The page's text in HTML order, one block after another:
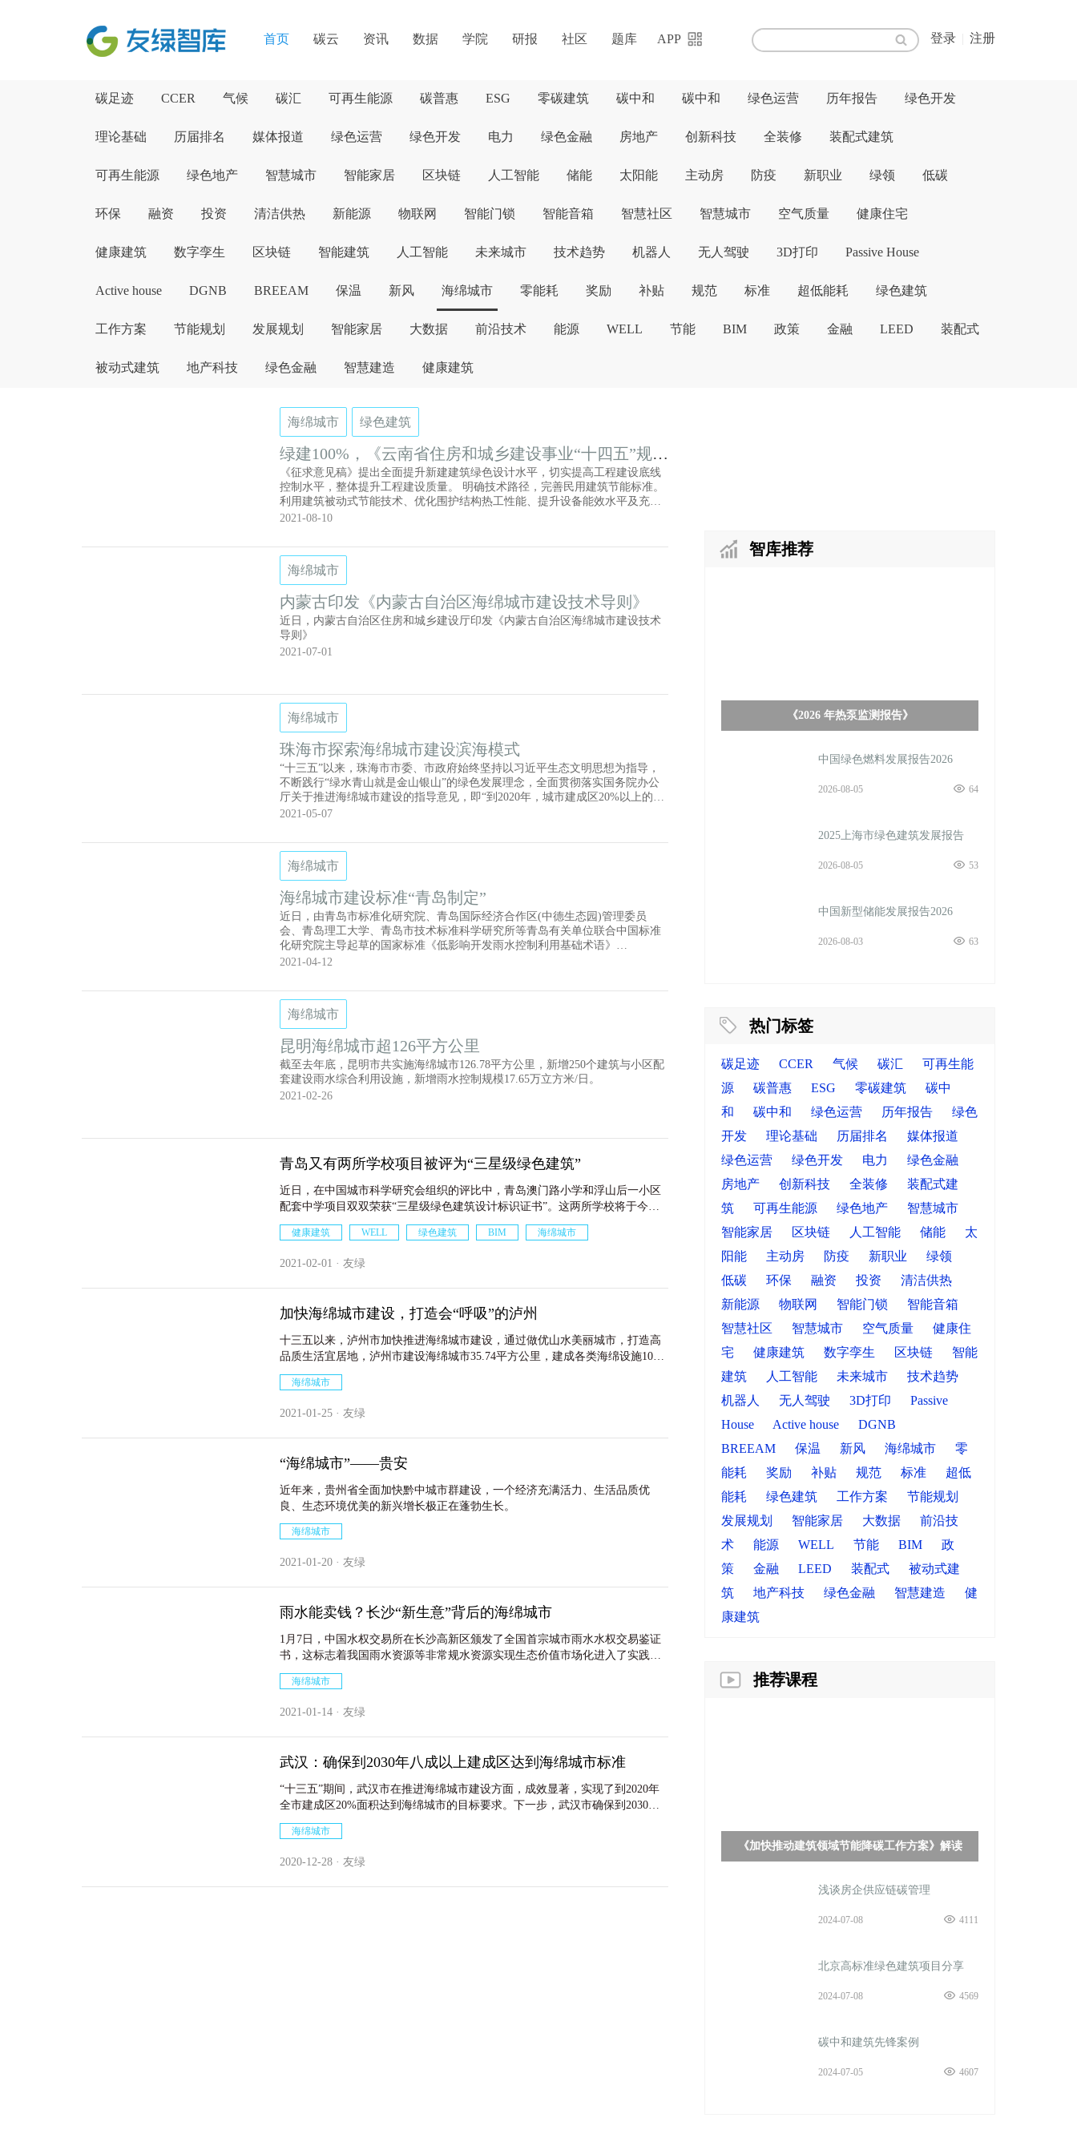
首页 碳云 资讯 数据 学院 研报 社区 题库 APP 登录 注册
碳足迹 CCER 气候 碳汇 可再生能源 碳普惠 ESG 零碳建筑 碳中和 碳中和 绿色运营 历年报告 绿色开发
理论基础 历届排名 媒体报道 绿色运营 绿色开发 电力 绿色金融 房地产 创新科技 全装修 装配式建筑
可再生能源 绿色地产 智慧城市 智能家居 区块链 人工智能 储能 太阳能 主动房 防疫 新职业 绿领 低碳
环保 融资 投资 清洁供热 新能源 物联网 智能门锁 智能音箱 智慧社区 智慧城市 空气质量 健康住宅
健康建筑 数字孪生 区块链 智能建筑 人工智能 未来城市 技术趋势 机器人 无人驾驶 3D打印 Passive House
Active house DGNB BREEAM 保温 新风 海绵城市 零能耗 奖励 补贴 规范 标准 超低能耗 绿色建筑
工作方案 节能规划 发展规划 智能家居 大数据 前沿技术 能源 WELL 节能 BIM 政策 金融 LEED 装配式
被动式建筑 地产科技 绿色金融 智慧建造 健康建筑
海绵城市 绿色建筑
绿建100%，《云南省住房和城乡建设事业“十四五”规划
纲要》征求意见
《征求意见稿》提出全面提升新建建筑绿色设计水平，切实提高工程建设底线
控制水平，整体提升工程建设质量。 明确技术路径，完善民用建筑节能标准。
利用建筑被动式节能技术、优化围护结构热工性能、提升设备能效水平及充分
利用太阳能等可再生清洁能源，实现节能减碳。结合老旧小区改造，积极开展
实国家应对气候变化战略部署，积极对接云南省碳达峰行动方案，牵头组织开
展全省建筑行业碳达峰基础研究，科学制定全省建筑行业碳达峰时间表、路线
图和施工图。
2021-08-10
海绵城市
内蒙古印发《内蒙古自治区海绵城市建设技术导则》
近日，内蒙古自治区住房和城乡建设厅印发《内蒙古自治区海绵城市建设技术
导则》
2021-07-01
海绵城市
珠海市探索海绵城市建设滨海模式
“十三五”以来，珠海市市委、市政府始终坚持以习近平生态文明思想为指导，
不断践行“绿水青山就是金山银山”的绿色发展理念，全面贯彻落实国务院办公
厅关于推进海绵城市建设的指导意见，即“到2020年，城市建成区20%以上的面
积达到目标要求；到2030年，城市建成区80%以上的面积达到目标要求”。坚持
施，以试点带动，全域推进，全面提升城市排水防涝防潮能力、消除易涝点。
2020年7月，住建部充分肯定了珠海市海绵城市建设在改善河湖水质、提升生态
品质、改善人居环境等方面取得的成效。
2021-05-07
海绵城市
海绵城市建设标准“青岛制定”
近日，由青岛市标准化研究院、青岛国际经济合作区(中德生态园)管理委员
会、青岛理工大学、青岛市技术标准科学研究所等青岛有关单位联合中国标准
化研究院主导起草的国家标准《低影响开发雨水控制利用基础术语》
(GB/T39599-2020)，由国家市场监督管理总局发布实施，加上之前青岛市标准
(GB/T38906-2020)，这是青岛市市场监督管理局开展新型城镇化标准化试点建
设和推进国家标准化综合改革的一项重要成果，表明我国在海绵城市建设方面
有了国家标准作为依据，也表明青岛在海绵城市标准化方面走在了全国前列。
2021-04-12
海绵城市
昆明海绵城市超126平方公里
截至去年底，昆明市共实施海绵城市126.78平方公里，新增250个建筑与小区配
套建设雨水综合利用设施，新增雨水控制规模17.65万立方米/日。
2021-02-26
青岛又有两所学校项目被评为“三星级绿色建筑”
近日，在中国城市科学研究会组织的评比中，青岛澳门路小学和浮山后一小区
配套中学项目双双荣获“三星级绿色建筑设计标识证书”。这两所学校将于今年
上半年和下半年分别交付给市南区和市北区教育部门，将成为青岛兼顾建筑性
能与人体舒适的高品质绿色健康低碳校园建筑标杆工程。
健康建筑 WELL 绿色建筑 BIM 海绵城市
2021-02-01 · 友绿
加快海绵城市建设，打造会“呼吸”的泸州
十三五以来，泸州市加快推进海绵城市建设，通过做优山水美丽城市，打造高
品质生活宜居地，泸州市建设海绵城市35.74平方公里，建成各类海绵设施107
万平方米，完成海绵投资80.43亿元。
海绵城市
2021-01-25 · 友绿
“海绵城市”——贵安
近年来，贵州省全面加快黔中城市群建设，一个经济充满活力、生活品质优
良、生态环境优美的新兴增长极正在蓬勃生长。
海绵城市
2021-01-20 · 友绿
雨水能卖钱？长沙“新生意”背后的海绵城市
1月7日，中国水权交易所在长沙高新区颁发了全国首宗城市雨水水权交易鉴证
书，这标志着我国雨水资源等非常规水资源实现生态价值市场化进入了实践阶
段，开创了雨水资源集约化利用及生态价值市场化实现的新模式。
海绵城市
2021-01-14 · 友绿
武汉：确保到2030年八成以上建成区达到海绵城市标准
“十三五”期间，武汉市在推进海绵城市建设方面，成效显著，实现了到2020年
全市建成区20%面积达到海绵城市的目标要求。下一步，武汉市确保到2030年
全市建成区80%以上面积达到海绵城市的标准。
海绵城市
2020-12-28 · 友绿
智库推荐
《2026 年热泵监测报告》
中国绿色燃料发展报告2026
2026-08-05 64
2025上海市绿色建筑发展报告
2026-08-05 53
中国新型储能发展报告2026
2026-08-03 63
热门标签
碳足迹 CCER 气候 碳汇
可再生能
源
碳普惠 ESG 零碳建筑
碳中
和
碳中和 绿色运营 历年报告
绿色
开发
理论基础 历届排名
媒体报道
绿色运营
绿色开发 电力
绿色金融
房地产
创新科技 全装修
装配式建
筑
可再生能源 绿色地产
智慧城市
智能家居
区块链 人工智能 储能
太
阳能
主动房 防疫 新职业
绿领
低碳
环保 融资 投资
清洁供热
新能源
物联网 智能门锁
智能音箱
智慧社区
智慧城市 空气质量
健康住
宅
健康建筑 数字孪生 区块链
智能
建筑
人工智能 未来城市
技术趋势
机器人
无人驾驶 3D打印
Passive
House
Active house
DGNB
BREEAM
保温 新风 海绵城市
零
能耗
奖励 补贴 规范 标准
超低
能耗
绿色建筑 工作方案
节能规划
发展规划
智能家居 大数据
前沿技
术
能源 WELL 节能 BIM
政
策
金融 LEED 装配式
被动式建
筑
地产科技 绿色金融 智慧建造
健
康建筑
推荐课程
《加快推动建筑领域节能降碳工作方案》解读
浅谈房企供应链碳管理
2024-07-08 4111
北京高标准绿色建筑项目分享
2024-07-08 4569
碳中和建筑先锋案例
2024-07-05 4607